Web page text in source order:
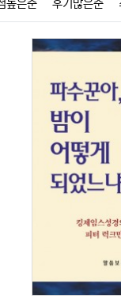
높은순 후기많은순